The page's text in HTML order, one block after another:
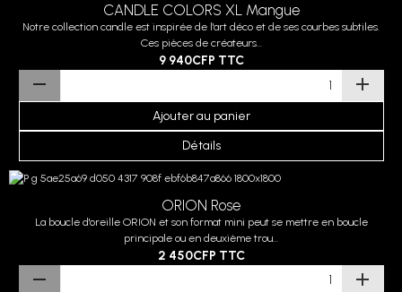
CANDLE COLORS XL Mangue
Notre collection candle est inspirée de l'art déco et de ses courbes subtiles.
Ces pièces de créateurs...
9 940CFP TTC
Ajouter au panier
Détails
ORION Rose
La boucle d'oreille ORION et son format mini peut se mettre en boucle
principale ou en deuxième trou...
2 450CFP TTC